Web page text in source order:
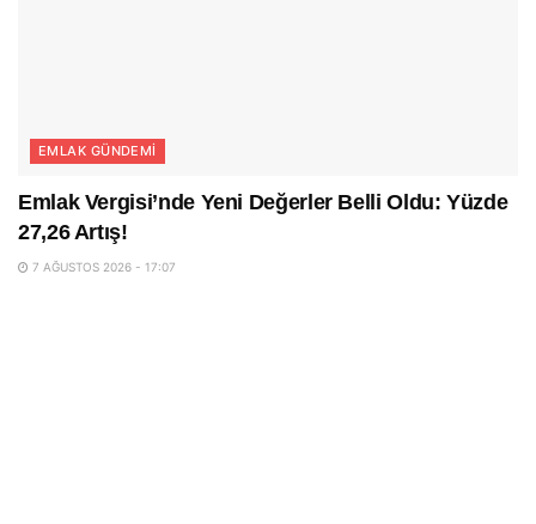
EMLAK GÜNDEMI
Emlak Vergisi’nde Yeni Değerler Belli Oldu: Yüzde
27,26 Artış!
7 AĞUSTOS 2026 - 17:07